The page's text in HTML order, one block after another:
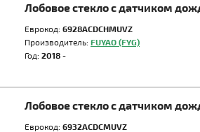
Лобовое стекло с датчиком
Еврокод: 6928ACDCHMUVZ
Производитель: FUYAO (FYG)
Год: 2018 -
Лобовое стекло с датчиком
Еврокод: 6932ACDCMUVZ